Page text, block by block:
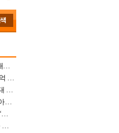
배우 최일순, 이혼 후 20년 산속 생활 “딸 내가 버렸다고 원망‥맘 아파”(특종)[어제TV]
‘혼외자→유부남’ 정우성 근황 포착, 수식억 해킹 피해 후배 만났다 “존경하는”
집 공개 유재석, 결혼사진 라면 냄비 받침대 되고 분노‥가족사진도 피해(놀뭐)[어제TV]
백윤식 손녀+정시아 딸 첫 유화 공개, LA 아트쇼→서울국제조각페스타 작가다운 수준급 실력
유혜리, 배우 이근희과 1년 반만 이혼 왜? “식칼 꽂고 의자 던져” 충격 폭로(특종)[어제TV]
임지연, 그림 같은 발리 배경? 뼈말라 청순 비키니 핏에 상대 안 되네